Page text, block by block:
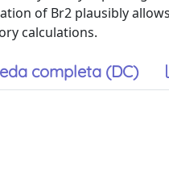
of Br2 plausibly
calculations.
completa (DC)